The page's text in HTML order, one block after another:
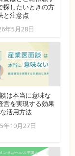
探したいときの方
と注意点
年5月28日
は本当に意味な
営を実現する効果
活用方法
年10月27日